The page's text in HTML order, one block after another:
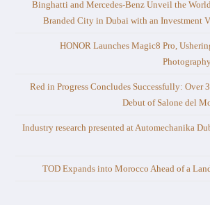
Binghatti and Mercedes-Benz Unveil the
Branded City in Dubai with an Investment
HONOR Launches Magic8 Pro,
Red in Progress Concludes Successfully: Over
Debut of Salone del
Industry research presented at Automechanika
TOD Expands into Morocco Ahead of a